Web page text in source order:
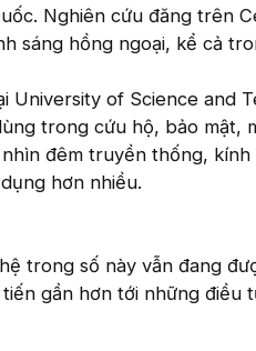
Nghiên cứu đăng trên
sáng hồng ngoại, kể cả
University of Science and
trong cứu hộ, bảo mật,
đêm truyền thống,
hơn nhiều.
trong số này vẫn đang
gần hơn tới những